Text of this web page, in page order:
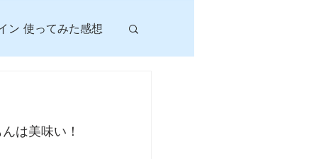
ン 使ってみた感想
戦しよう
は美味い！